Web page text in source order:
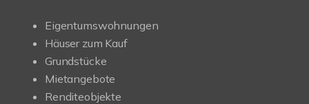
Eigentumswohnungen
Häuser zum Kauf
Grundstücke
Mietangebote
Renditeobjekte